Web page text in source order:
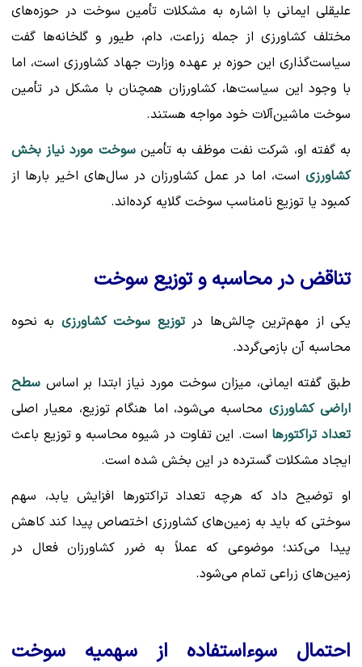
علیقلی ایمانی با اشاره به مشکلات تأمین سوخت در حوزه‌های
مختلف کشاورزی از جمله زراعت، دام، طیور و گلخانه‌ها گفت
سیاست‌گذاری این حوزه بر عهده وزارت جهاد کشاورزی است، اما
با وجود این سیاست‌ها، کشاورزان همچنان با مشکل در تأمین
سوخت ماشین‌آلات خود مواجه هستند.
به گفته او، شرکت نفت موظف به تأمینسوخت مورد نیاز بخش
کشاورزی است، اما در عمل کشاورزان در سال‌های اخیر بارها از
کمبود یا توزیع نامناسب سوخت گلایه کرده‌اند.
تناقض در محاسبه و توزیع سوخت
یکی از مهم‌ترین چالش‌ها درتوزیع سوخت کشاورزی به نحوه
محاسبه آن بازمی‌گردد.
طبق گفته ایمانی، میزان سوخت مورد نیاز ابتدا بر اساس سطح
اراضی کشاورزی محاسبه می‌شود، اما هنگام توزیع، معیار اصلی
تعداد تراکتورها است. این تفاوت در شیوه محاسبه و توزیع باعث
ایجاد مشکلات گسترده در این بخش شده است.
او توضیح داد که هرچه تعداد تراکتورها افزایش یابد، سهم
سوختی که باید به زمین‌های کشاورزی اختصاص پیدا کند کاهش
پیدا می‌کند؛ موضوعی که عملاً به ضرر کشاورزان فعال در
زمین‌های زراعی تمام می‌شود.
احتمال سوءاستفاده از سهمیه سوخت